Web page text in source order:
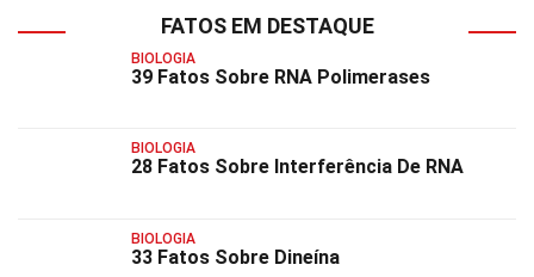
FATOS EM DESTAQUE
BIOLOGIA
39 Fatos Sobre RNA Polimerases
BIOLOGIA
28 Fatos Sobre Interferência De RNA
BIOLOGIA
33 Fatos Sobre Dineína